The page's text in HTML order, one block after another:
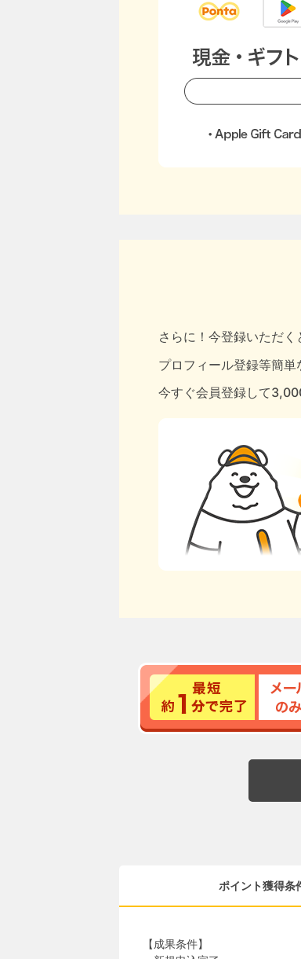
さらに！今登録いただ
プロフィール登録等簡
今すぐ会員登録して
ポイント獲得条
【成果条件】